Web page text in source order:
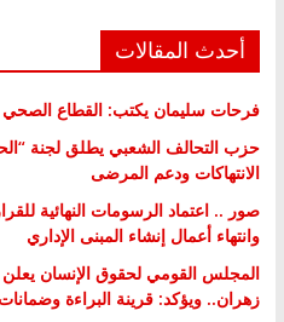
أحدث المقالات
فرحات سليمان يكتب: القطاع الصحي
حزب التحالف الشعبي يطلق لجنة
الانتهاكات ودعم المرضى
صور .. اعتماد الرسومات النهائية
وانتهاء أعمال إنشاء المبنى الإداري
المجلس القومي لحقوق الإنسان يعلن
زهران.. ويؤكد: قرينة البراءة